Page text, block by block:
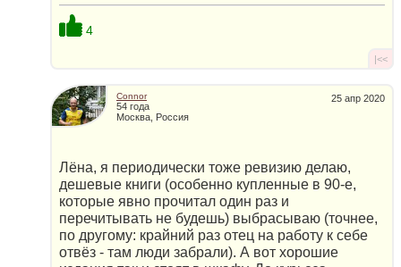
4
|<<
25 апр 2020
Connor
54 года
Москва, Россия
Лёна, я периодически тоже ревизию делаю,
дешевые книги (особенно купленные в 90-е,
которые явно прочитал один раз и
перечитывать не будешь) выбрасываю (точнее,
по другому: крайний раз отец на работу к себе
отвёз - там люди забрали). А вот хорошие